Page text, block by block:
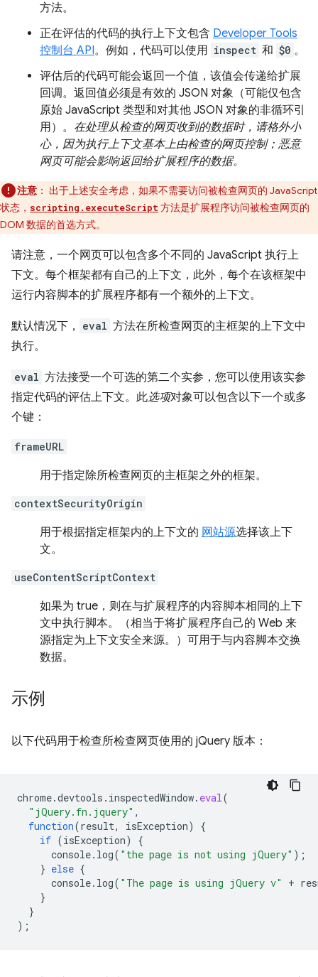
方法。
正在评估的代码的执行上下文包含 Developer Tools
控制台 API。例如，代码可以使用 inspect 和 $0 。
评估后的代码可能会返回一个值，该值会传递给扩展
回调。返回值必须是有效的 JSON 对象（可能仅包含
原始 JavaScript 类型和对其他 JSON 对象的非循环引
用）。 在处理从检查的网页收到的数据时，请格外小
心，因为执行上下文基本上由检查的网页控制；恶意
网页可能会影响返回给扩展程序的数据。
注意 ： 出于上述安全考虑，如果不需要访问被检查网页的 JavaScript
状态， scripting.executeScript 方法是扩展程序访问被检查网页的
DOM 数据的首选方式。
请注意，一个网页可以包含多个不同的 JavaScript 执行上
下文。每个框架都有自己的上下文，此外，每个在该框架中
运行内容脚本的扩展程序都有一个额外的上下文。
默认情况下， eval 方法在所检查网页的主框架的上下文中
执行。
eval 方法接受一个可选的第二个实参，您可以使用该实参
指定代码的评估上下文。此选项对象可以包含以下一个或多
个键：
frameURL
用于指定除所检查网页的主框架之外的框架。
contextSecurityOrigin
用于根据指定框架内的上下文的 网站源选择该上下
文。
useContentScriptContext
如果为 true，则在与扩展程序的内容脚本相同的上下
文中执行脚本。（相当于将扩展程序自己的 Web 来
源指定为上下文安全来源。）可用于与内容脚本交换
数据。
示例
以下代码用于检查所检查网页使用的 jQuery 版本：
chrome.devtools . inspectedWindow. eval(
"jQuery.fn.jquery" ,
function(result, isException)
{
if (isException)
{
console. log( "the page is not using jQuery" );
} else {
console. log( "The page is using jQuery v" +
}
}
);